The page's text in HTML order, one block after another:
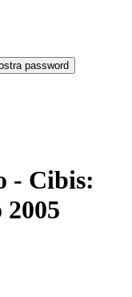
password
- Cibis: